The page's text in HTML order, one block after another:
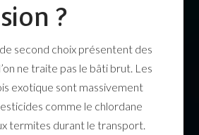
?
second choix présentent des
ne traite pas le bâti brut. Les
exotique sont massivement
comme le chlordane
termites durant le transport.